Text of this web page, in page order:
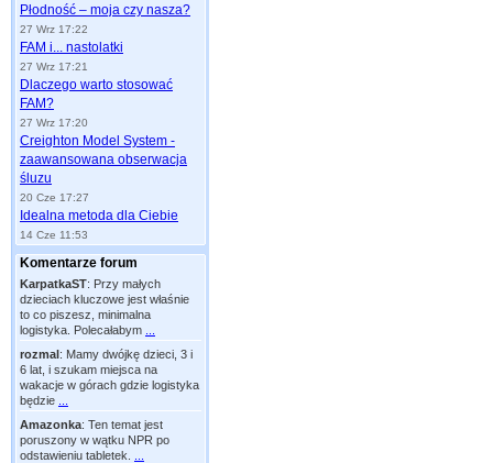
Płodność – moja czy nasza?
27 Wrz 17:22
FAM i... nastolatki
27 Wrz 17:21
Dlaczego warto stosować
FAM?
27 Wrz 17:20
Creighton Model System -
zaawansowana obserwacja
śluzu
20 Cze 17:27
Idealna metoda dla Ciebie
14 Cze 11:53
Komentarze forum
KarpatkaST: Przy małych
dzieciach kluczowe jest właśnie
to co piszesz, minimalna
logistyka. Polecałabym
rozmal: Mamy dwójkę dzieci, 3 i
6 lat, i szukam miejsca na
wakacje w górach gdzie logistyka
będzie
Amazonka: Ten temat jest
poruszony w wątku NPR po
odstawieniu tabletek.